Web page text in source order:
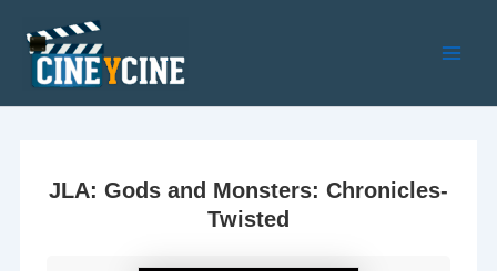
contenido
JLA: Gods and Monsters: Chronicles-
Twisted